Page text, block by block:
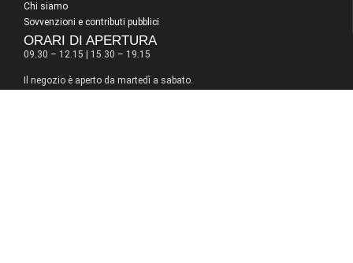
Chi siamo
Sovvenzioni e contributi pubblici
ORARI DI APERTURA
09.30 – 12.15 | 15.30 – 19.15
Il negozio è aperto da martedì a sabato.